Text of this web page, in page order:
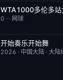
今日更新
0 · · 网球
更新至第3期
开始奏乐开始舞
2026 · 中国大陆 ·大陆